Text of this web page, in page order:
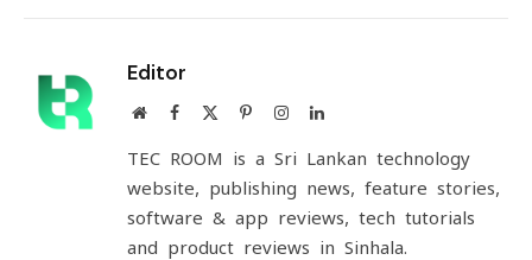
Editor
WebsiteFacebook PinterestInstagramLinkedIn
TEC ROOM is a Sri Lankan technology
website, publishing news, feature stories,
software & app reviews, tech tutorials
and product reviews in Sinhala.